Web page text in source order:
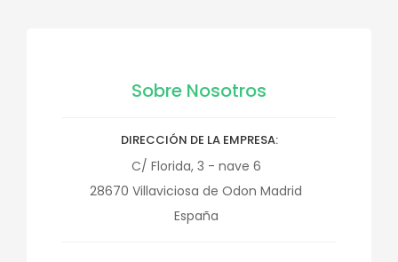
Sobre Nosotros
DIRECCIÓN DE LA EMPRESA
C/ Florida, 3 - nave 6
28670 Villaviciosa de Odon Madrid
España